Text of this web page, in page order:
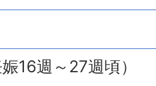
16週～27週頃）